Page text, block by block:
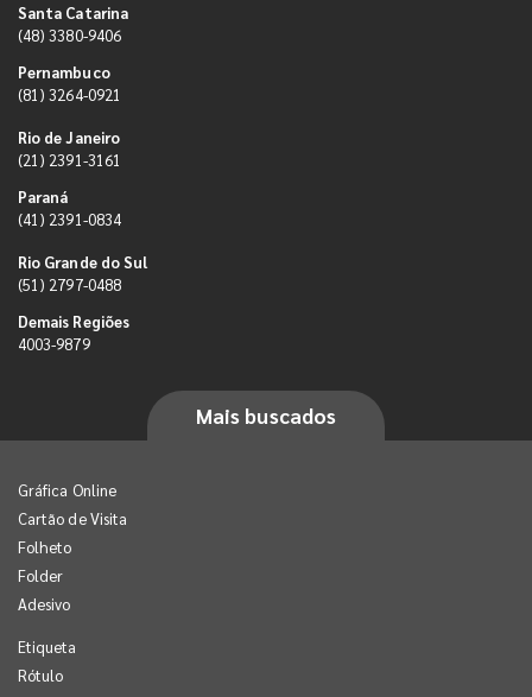
Santa Catarina
(48) 3380-9406
Pernambuco
(81) 3264-0921
Rio de Janeiro
(21) 2391-3161
Paraná
(41) 2391-0834
Rio Grande do Sul
(51) 2797-0488
Demais Regiões
4003-9879
Mais buscados
Gráfica Online
Cartão de Visita
Folheto
Folder
Adesivo
Etiqueta
Rótulo